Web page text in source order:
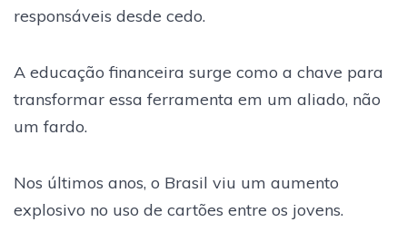
responsáveis desde cedo.
A educação financeira surge como a chave para
transformar essa ferramenta em um aliado, não
um fardo.
Nos últimos anos, o Brasil viu um aumento
explosivo no uso de cartões entre os jovens.